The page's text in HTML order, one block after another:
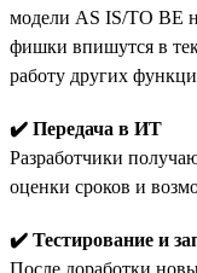
модели AS IS/TO BE
фишки впишутся в
работу других
✔️ Передача в ИТ
Разработчики
оценки сроков и
✔️ Тестирование и
После доработки